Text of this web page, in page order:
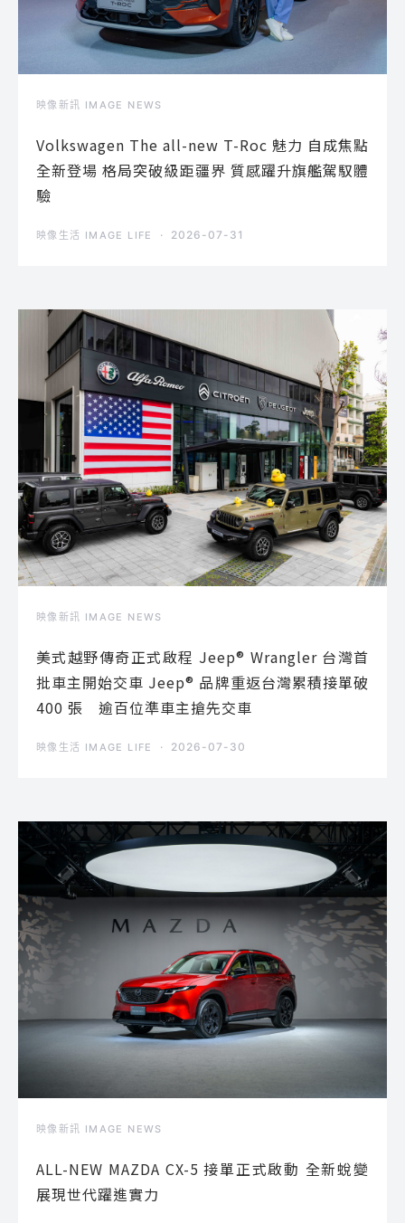
映像新訊 IMAGE NEWS
Volkswagen The all-new T-Roc 魅力 自成焦點
全新登場 格局突破級距疆界 質感躍升旗艦駕馭體
驗
映像生活 IMAGE LIFE 2026-07-31
映像新訊 IMAGE NEWS
美式越野傳奇正式啟程 Jeep® Wrangler 台灣首
批車主開始交車 Jeep® 品牌重返台灣累積接單破
400 張 逾百位準車主搶先交車
映像生活 IMAGE LIFE 2026-07-30
映像新訊 IMAGE NEWS
ALL-NEW MAZDA CX-5 接單正式啟動 全新蛻變
展現世代躍進實力